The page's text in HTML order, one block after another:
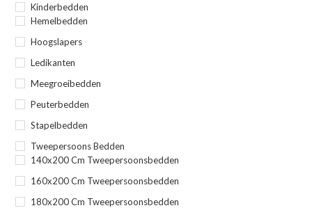
Kinderbedden
Hemelbedden
Hoogslapers
Ledikanten
Meegroeibedden
Peuterbedden
Stapelbedden
Tweepersoons Bedden
140x200 Cm Tweepersoonsbedden
160x200 Cm Tweepersoonsbedden
180x200 Cm Tweepersoonsbedden